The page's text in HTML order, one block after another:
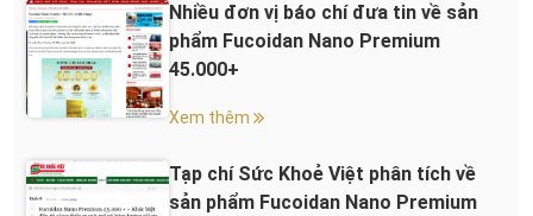
Nhiều đơn vị báo chí đưa tin về sản
phẩm Fucoidan Nano Premium
45.000+
Xem thêm
Tạp chí Sức Khoẻ Việt phân tích về
sản phẩm Fucoidan Nano Premium